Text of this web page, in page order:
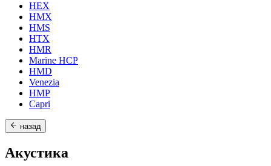
HEX
HMX
HMS
HTX
HMR
Marine HCP
HMD
Venezia
HMP
Capri
назад
Акустика